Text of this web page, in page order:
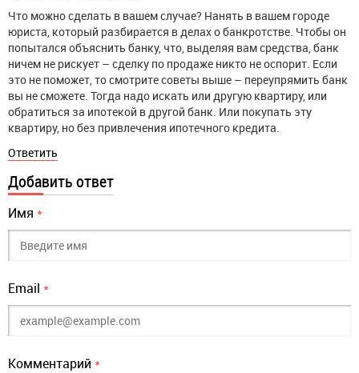
Что можно сделать в вашем случае? Нанять в вашем городе
юриста, который разбирается в делах о банкротстве. Чтобы он
попытался объяснить банку, что, выделяя вам средства, банк
ничем не рискует – сделку по продаже никто не оспорит. Если
это не поможет, то смотрите советы выше – переупрямить банк
вы не сможете. Тогда надо искать или другую квартиру, или
обратиться за ипотекой в другой банк. Или покупать эту
квартиру, но без привлечения ипотечного кредита.
Ответить
Добавить ответ
Имя *
Email *
Комментарий *